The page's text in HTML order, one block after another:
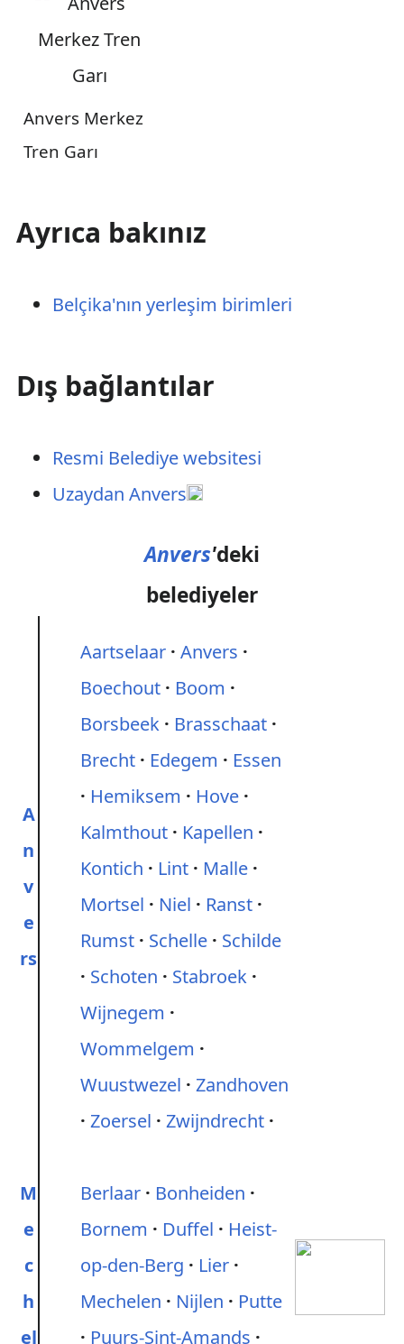
Anvers Merkez
Tren Garı
Ayrıca bakınız
Belçika'nın yerleşim birimleri
Dış bağlantılar
Resmi Belediye websitesi
Uzaydan Anvers
Anvers'deki
belediyeler
A
n
v
e
rs
Aartselaar Anvers
Boechout
Boom
Borsbeek
Brasschaat
Brecht
Edegem
Essen
Hemiksem
Hove
Kalmthout
Kapellen
Kontich
Lint
Malle
Mortsel
Niel
Ranst
Rumst
Schelle
Schilde
Schoten
Stabroek
Wijnegem
Wommelgem
Wuustwezel
Zandhoven
Zoersel
Zwijndrecht
M
e
c
h
el
Berlaar
Bonheiden
Bornem
Duffel
Heist-
op-den-Berg
Lier
Mechelen
Nijlen
Putte
Puurs-Sint-Amands